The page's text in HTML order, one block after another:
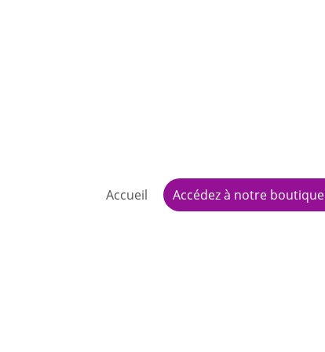
Accueil Accédez à notre boutique